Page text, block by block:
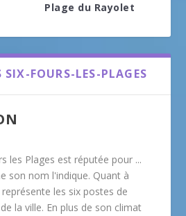
Plage du Rayolet
FOURS-LES-PLAGES
les Plages est réputée pour ...
son nom l'indique. Quant à
les six postes de
la ville. En plus de son climat